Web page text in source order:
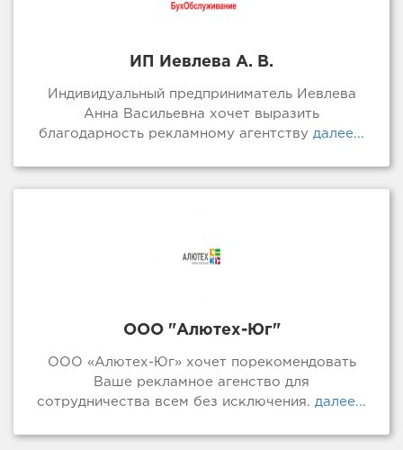
ИП Иевлева А. В.
Индивидуальный предприниматель Иевлева
Анна Васильевна хочет выразить
благодарность рекламному агентству далее...
ООО "Алютех-Юг"
ООО «Алютех-Юг» хочет порекомендовать
Ваше рекламное агенство для
сотрудничества всем без исключения. далее...